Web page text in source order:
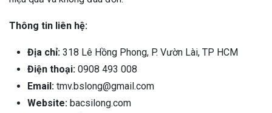
Thông tin liên hệ:
Địa chỉ: 318 Lê Hồng Phong, P. Vườn Lài, TP HCM
Điện thoại: 0908 493 008
Email: tmv.bslong@gmail.com
Website: bacsilong.com